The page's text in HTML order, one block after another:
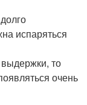
испаряться
выдержки, то
очень